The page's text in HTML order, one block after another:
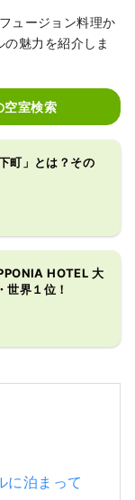
ュージョン料理か
魅力を紹介しま
空室検索
町」とは？その
HOTEL 大
世界１位！
に泊まって